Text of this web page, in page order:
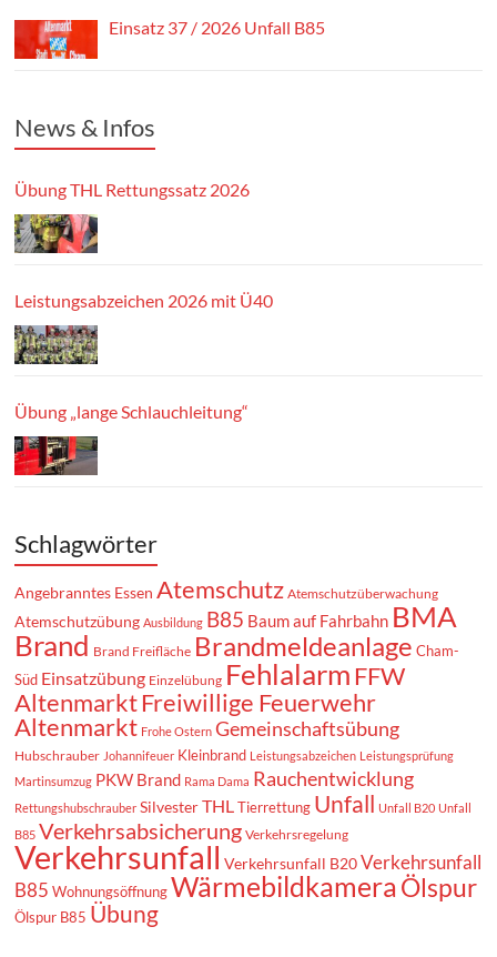
Einsatz 37 / 2026 Unfall B85
News & Infos
Übung THL Rettungssatz 2026
Leistungsabzeichen 2026 mit Ü40
Übung „lange Schlauchleitung“
Schlagwörter
Angebranntes Essen Atemschutz Atemschutzüberwachung
Atemschutzübung Ausbildung B85 Baum auf Fahrbahn BMA
Brand Brand Freifläche Brandmeldeanlage Cham-
Süd Einsatzübung Einzelübung Fehlalarm FFW
AltenmarktFreiwillige Feuerwehr
Altenmarkt Frohe Ostern Gemeinschaftsübung
Hubschrauber Johannifeuer Kleinbrand Leistungsabzeichen Leistungsprüfung
Martinsumzug PKW Brand Rama Dama Rauchentwicklung
Rettungshubschrauber Silvester THL Tierrettung Unfall Unfall B20 Unfall
B85 Verkehrsabsicherung Verkehrsregelung
Verkehrsunfall Verkehrsunfall B20 Verkehrsunfall
B85 Wohnungsöffnung WärmebildkameraÖlspur
Ölspur B85 Übung